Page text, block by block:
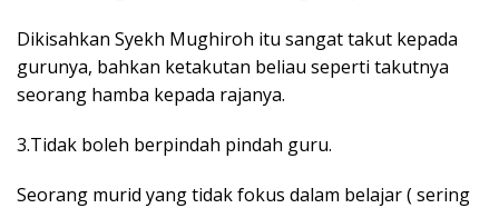
Dikisahkan Syekh Mughiroh itu sangat takut kepada
gurunya, bahkan ketakutan beliau seperti takutnya
seorang hamba kepada rajanya.
3.Tidak boleh berpindah pindah guru.
Seorang murid yang tidak fokus dalam belajar ( sering